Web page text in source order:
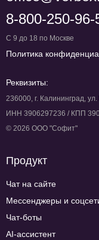
8-800-250-96-
С 9 до 18 по Москве
Политика
Реквизиты:
236000, г. Калининград,
ИНН 3906297236 / КПП
© 2026 ООО "Софит"
Продукт
Чат на сайте
Мессенджеры и
Чат-боты
AI-ассистент